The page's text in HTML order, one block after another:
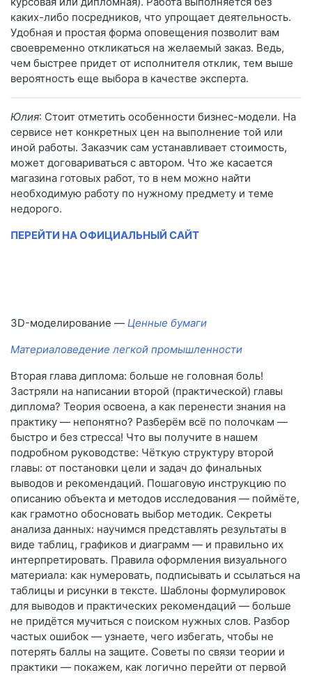
каких-либо посредников, что упрощает деятельность.
Удобная и простая форма оповещения позволит вам
своевременно откликаться на желаемый заказ. Ведь,
чем быстрее придет от исполнителя отклик, тем выше
вероятность еще выбора в качестве эксперта.
Юлия: Стоит отметить особенности бизнес-модели. На
сервисе нет конкретных цен на выполнение той или
иной работы. Заказчик сам устанавливает стоимость,
может договариваться с автором. Что же касается
магазина готовых работ, то в нем можно найти
необходимую работу по нужному предмету и теме
недорого.
ПЕРЕЙТИ НА ОФИЦИАЛЬНЫЙ САЙТ
3D-моделирование — Ценные бумаги
Материаловедение легкой промышленности
Вторая глава диплома: больше не головная боль!
Застряли на написании второй (практической) главы
диплома? Теория освоена, а как перенести знания на
практику — непонятно? Разберём всё по полочкам —
быстро и без стресса! Что вы получите в нашем
подробном руководстве: Чёткую структуру второй
главы: от постановки цели и задач до финальных
выводов и рекомендаций. Пошаговую инструкцию по
описанию объекта и методов исследования — поймёте,
как грамотно обосновать выбор методик. Секреты
анализа данных: научимся представлять результаты в
виде таблиц, графиков и диаграмм — и правильно их
интерпретировать. Правила оформления визуального
материала: как нумеровать, подписывать и ссылаться на
таблицы и рисунки в тексте. Шаблоны формулировок
для выводов и практических рекомендаций — больше
не придётся мучиться с поиском нужных слов. Разбор
частых ошибок — узнаете, чего избегать, чтобы не
потерять баллы на защите. Советы по связи теории и
практики — покажем, как логично перейти от первой